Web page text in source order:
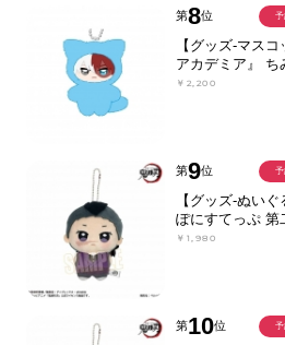
第8位
【グッズ-マス
アカデミア』 ち
￥2,200
予
第9位
【グッズ-ぬい
ぽにすてっぷ 第
￥1,980
予
第10位 予